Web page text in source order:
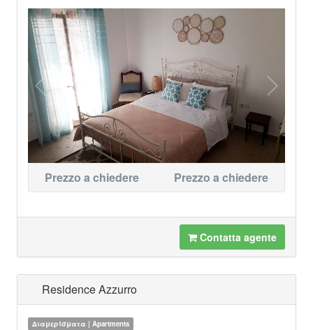
Prezzo a chiedere Prezzo a chiedere
Contatta agente
Residence Azzurro
Διαμερίσματα | Apartments